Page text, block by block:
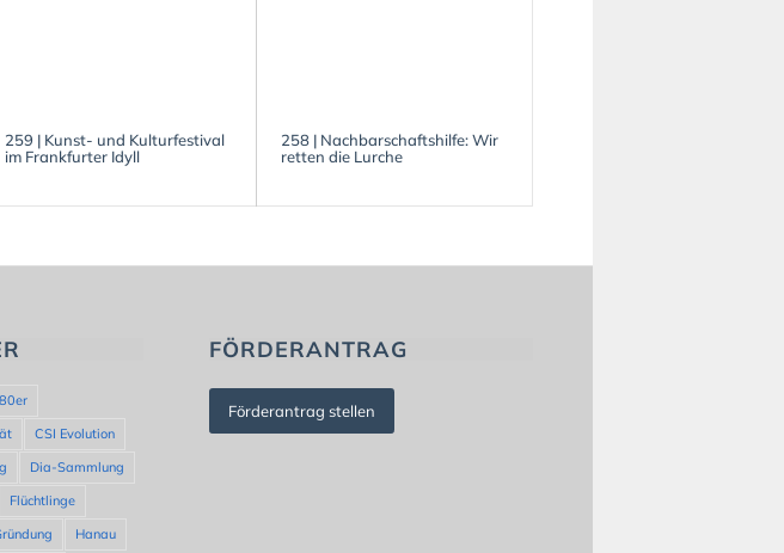
259 | Kunst- und Kulturfestival
im Frankfurter Idyll
258 | Nachbarschaftshilfe: Wir
retten die Lurche
80er
CSI Evolution
Dia-Sammlung
Flüchtlinge
Hanau
FÖRDERANTRAG
Förderantrag stellen